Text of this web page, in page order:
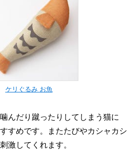
ケリぐるみ お魚
んだり蹴ったりしてしまう猫に
すめです。またたびやカシャカシ
激してくれます。